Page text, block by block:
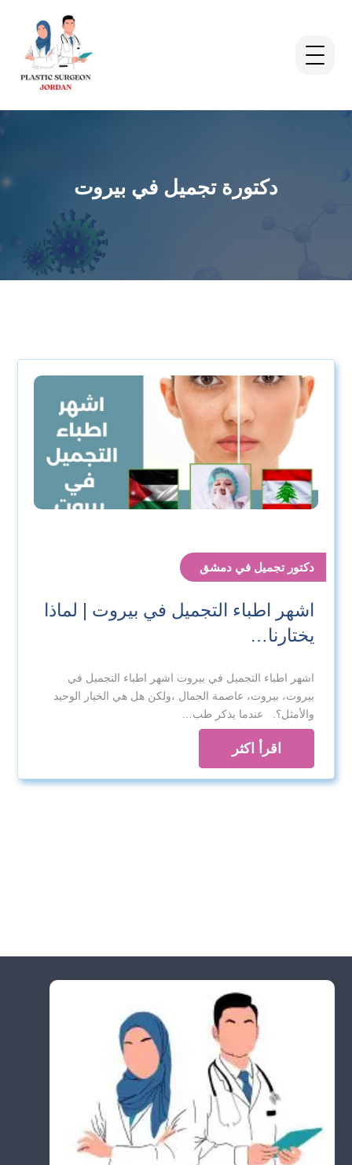
دكتورة تجميل في بيروت
دكتور تجميل في دمشق
اشهر اطباء التجميل في بيروت | لماذا
يختارنا…
اشهر اطباء التجميل في بيروت اشهر اطباء التجميل في
بيروت، بيروت، عاصمة الجمال ،ولكن هل هي الخيار الوحيد
والأمثل؟. عندما يذكر طب…
اقرأ اكثر